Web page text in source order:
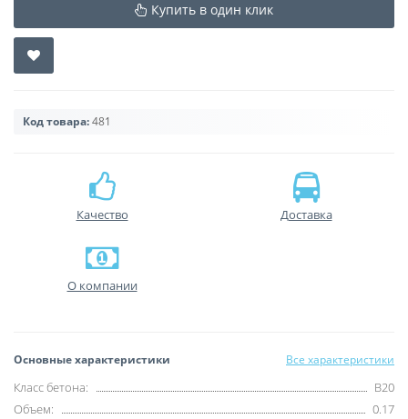
Купить в один клик
Код товара:481
Качество Доставка
О компании
Основные характеристики Все характеристики
Класс бетона:
B20
Объем:
0.17